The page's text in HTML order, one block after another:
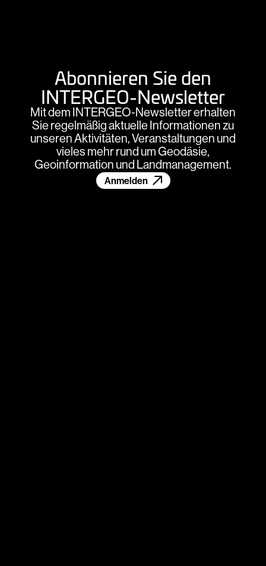
Abonnieren Sie den
INTERGEO-Newsletter
Mit dem INTERGEO-Newsletter erhalten
Sie regelmäßig aktuelle Informationen zu
unseren Aktivitäten, Veranstaltungen und
vieles mehr rund um Geodäsie,
Geoinformation und Landmanagement.
Anmelden